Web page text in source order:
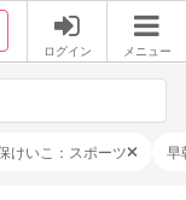
ログイン メニュー
けいこ：スポーツ 早